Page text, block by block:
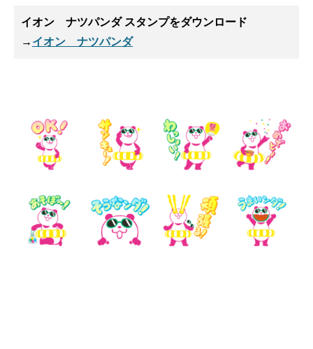
イオン ナツパンダ スタンプをダウンロード
→ イオン ナツパンダ